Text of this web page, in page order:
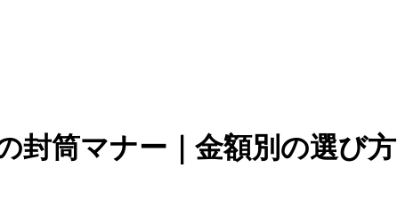
封筒マナー｜金額別の選び